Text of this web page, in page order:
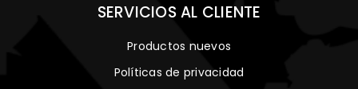
SERVICIOS AL CLIENTE
Productos nuevos
Políticas de privacidad